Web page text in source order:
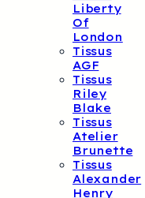
Liberty
Of
London
Tissus
AGF
Tissus
Riley
Blake
Tissus
Atelier
Brunette
Tissus
Alexander
Henry